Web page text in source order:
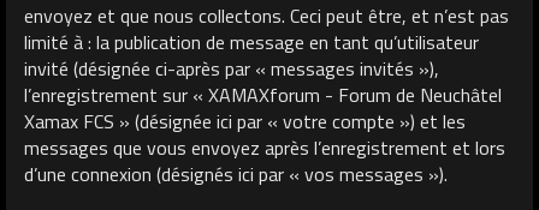
envoyez et que nous collectons. Ceci peut être, et n’est pas
limité à : la publication de message en tant qu’utilisateur
invité (désignée ci-après par « messages invités »),
l’enregistrement sur « XAMAXforum - Forum de Neuchâtel
Xamax FCS » (désignée ici par « votre compte ») et les
messages que vous envoyez après l’enregistrement et lors
d’une connexion (désignés ici par « vos messages »).